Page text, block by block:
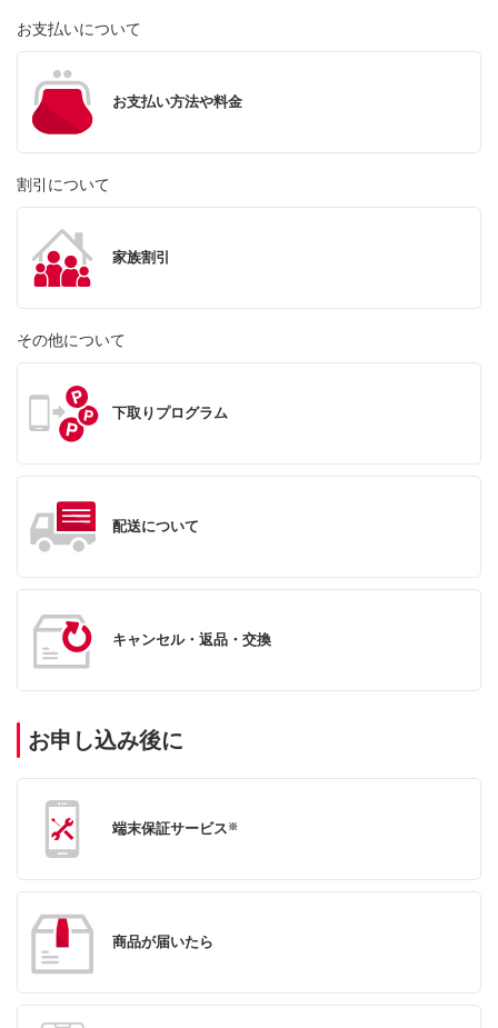
お支払いについて
お支払い方法や料金
割引について
家族割引
その他について
下取りプログラム
配送について
キャンセル・返品・交換
お申し込み後に
端末保証サービス ※
商品が届いたら